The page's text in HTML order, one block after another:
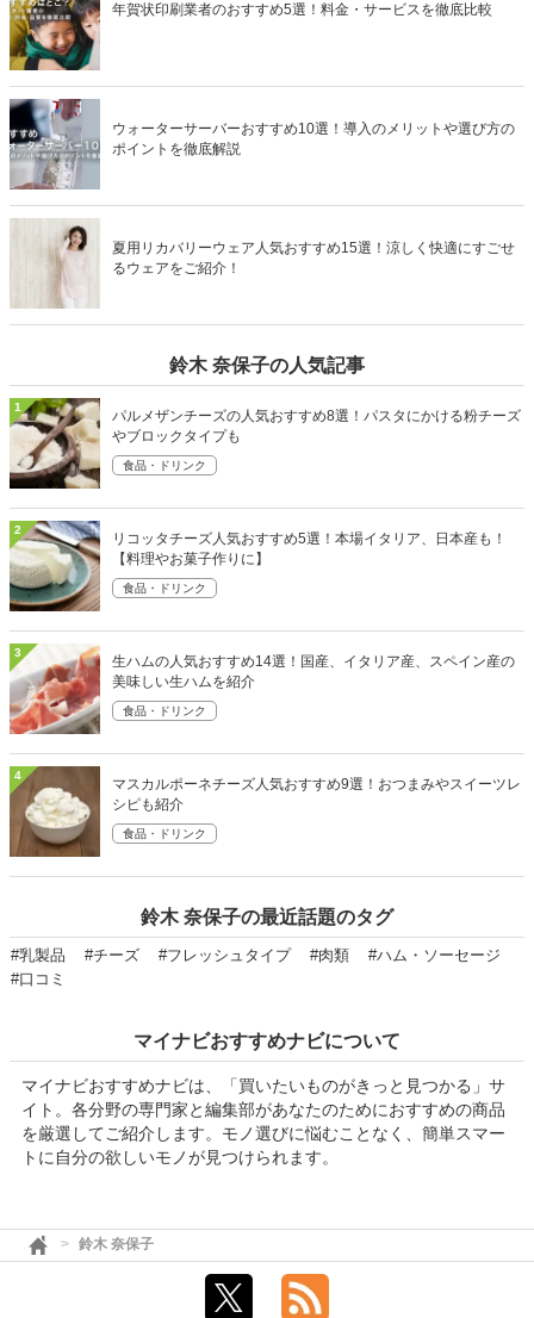
年賀状印刷業者のおすすめ5選！料金・サービスを徹底比較
ウォーターサーバーおすすめ10選！導入のメリットや選び方の
ポイントを徹底解説
夏用リカバリーウェア人気おすすめ15選！涼しく快適にすごせ
るウェアをご紹介！
鈴木 奈保子の人気記事
1
パルメザンチーズの人気おすすめ8選！パスタにかける粉チーズ
やブロックタイプも
食品・ドリンク
2
リコッタチーズ人気おすすめ5選！本場イタリア、日本産も！
【料理やお菓子作りに】
食品・ドリンク
3
生ハムの人気おすすめ14選！国産、イタリア産、スペイン産の
美味しい生ハムを紹介
食品・ドリンク
4
マスカルポーネチーズ人気おすすめ9選！おつまみやスイーツレ
シピも紹介
食品・ドリンク
鈴木 奈保子の最近話題のタグ
#乳製品 #チーズ #フレッシュタイプ #肉類
#ハム・ソーセージ
#口コミ
マイナビおすすめナビについて
マイナビおすすめナビは、「買いたいものがきっと見つかる」サ
イト。各分野の専門家と編集部があなたのためにおすすめの商品
を厳選してご紹介します。モノ選びに悩むことなく、簡単スマー
トに自分の欲しいモノが見つけられます。
鈴木 奈保子